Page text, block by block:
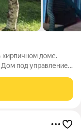
кирпичном доме.
Дом под управлением
сетевые магазины,